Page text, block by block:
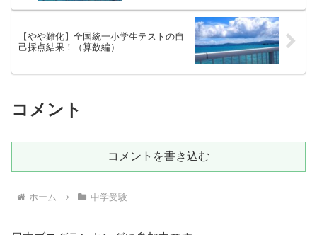
【やや難化】全国統一小学生テストの自
己採点結果！（算数編）
コメント
コメントを書き込む
ホーム 中学受験